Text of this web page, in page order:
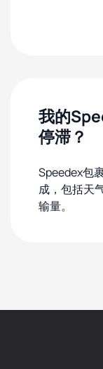
我的
停滞？
Speedex包
成，包括天
输量。